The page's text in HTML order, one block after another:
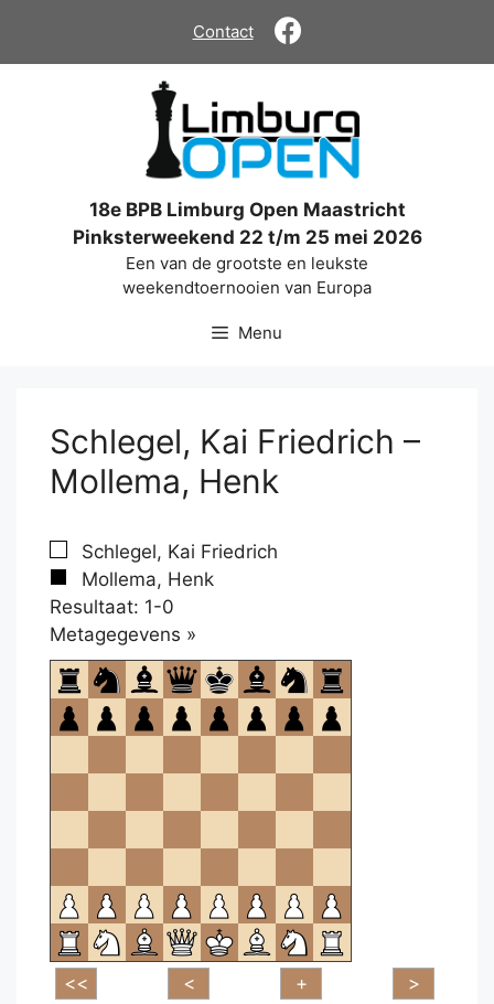
de
Contact
18e BPB Limburg Open Maastricht
Pinksterweekend 22 t/m 25 mei 2026
Een van de grootste en leukste
weekendtoernooien van Europa
Menu
Schlegel, Kai Friedrich –
Mollema, Henk
Schlegel, Kai Friedrich
Mollema, Henk
Resultaat: 1-0
Metagegevens »
om
te
openen.